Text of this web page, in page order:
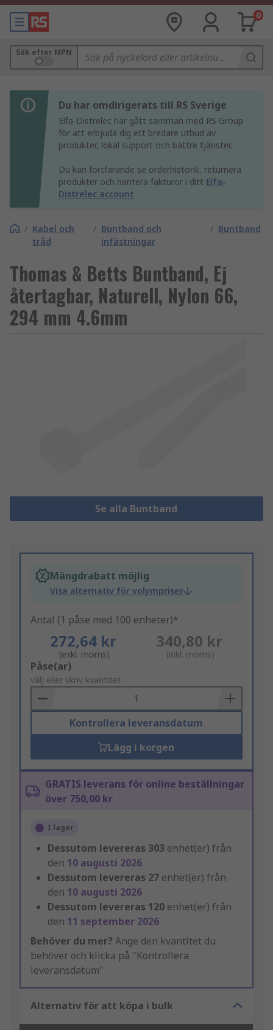
0
Sök efter MPN
Du har omdirigerats till RS Sverige
Elfa-Distrelec har gått samman med RS Group
för att erbjuda dig ett bredare utbud av
produkter, lokal support och bättre tjänster.
Du kan fortfarande se orderhistorik, returnera
produkter och hantera fakturor i ditt Elfa-
Distrelec account
/ Kabel och
tråd
/ Buntband och
infästningar
/ Buntband
Thomas & Betts Buntband, Ej
återtagbar, Naturell, Nylon 66,
294 mm 4.6mm
Se alla Buntband
Mängdrabatt möjlig
Visa alternativ för volympriser
Antal (1 påse med 100 enheter)*
272,64 kr
(exkl. moms)
340,80 kr
(inkl. moms)
Add
to
Basket
Påse(ar)
välj eller skriv kvantitet
Kontrollera leveransdatum
Lägg i korgen
GRATIS leverans för online beställningar
över 750,00 kr
I lager
Dessutom levereras 303 enhet(er) från
den 10 augusti 2026
Dessutom levereras 27 enhet(er) från
den 10 augusti 2026
Dessutom levereras 120 enhet(er) från
den 11 september 2026
Behöver du mer? Ange den kvantitet du
behöver och klicka på "Kontrollera
leveransdatum"
Alternativ för att köpa i bulk